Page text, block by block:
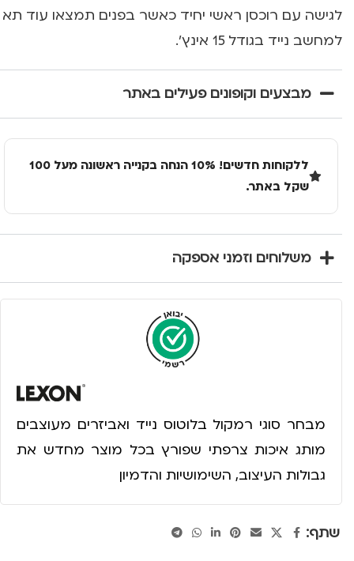
לגישה עם רוכסן ראשי יחיד כאשר בפנים תמצאו עוד תא
למחשב נייד בגודל 15 אינץ'.
מבצעים וקופונים פעילים באתר
ללקוחות חדשים! 10% הנחה בקנייה ראשונה מעל 100
שקל באתר.
משלוחים וזמני אספקה
מבחר סוגי רמקול בלוטוס נייד ואביזרים מעוצבים
מותג איכות צרפתי שפורץ בכל מוצר מחדש את
גבולות העיצוב, השימושיות והדמיון
שתף: